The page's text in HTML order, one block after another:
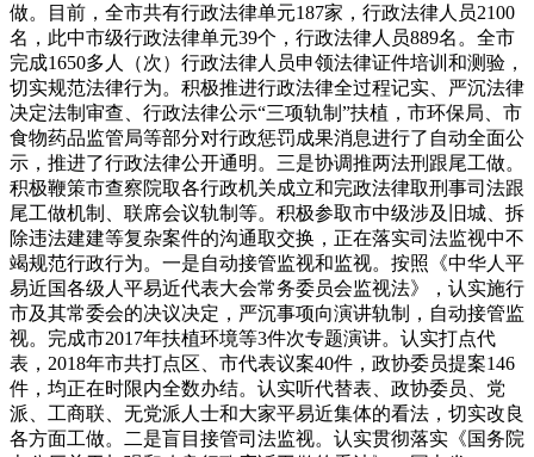
做。目前，全市共有行政法律单元187家，行政法律人员2100
名，此中市级行政法律单元39个，行政法律人员889名。全市
完成1650多人（次）行政法律人员申领法律证件培训和测验，
切实规范法律行为。积极推进行政法律全过程记实、严沉法律
决定法制审查、行政法律公示“三项轨制”扶植，市环保局、市
食物药品监管局等部分对行政惩罚成果消息进行了自动全面公
示，推进了行政法律公开通明。三是协调推两法刑跟尾工做。
积极鞭策市查察院取各行政机关成立和完政法律取刑事司法跟
尾工做机制、联席会议轨制等。积极参取市中级涉及旧城、拆
除违法建建等复杂案件的沟通取交换，正在落实司法监视中不
竭规范行政行为。一是自动接管监视和监视。按照《中华人平
易近国各级人平易近代表大会常务委员会监视法》，认实施行
市及其常委会的决议决定，严沉事项向演讲轨制，自动接管监
视。完成市2017年扶植环境等3件次专题演讲。认实打点代
表，2018年市共打点区、市代表议案40件，政协委员提案146
件，均正在时限内全数办结。认实听代替表、政协委员、党
派、工商联、无党派人士和大家平易近集体的看法，切实改良
各方面工做。二是盲目接管司法监视。认实贯彻落实《国务院